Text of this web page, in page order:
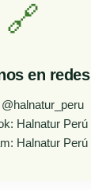
🔗
en redes
Halnatur Perú
Halnatur Perú